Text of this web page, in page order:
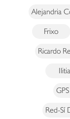
Alejandria
Frixo
Ricardo
Ilitia
Red-Sí